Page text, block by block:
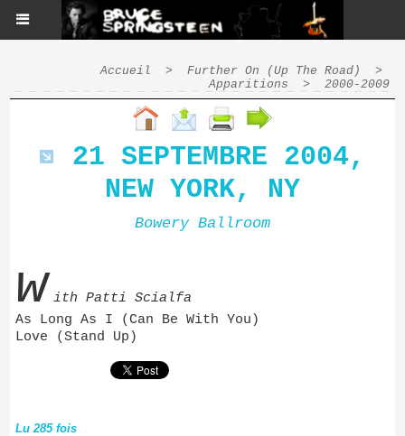
Accueil > Further On (Up The Road)
>
Apparitions
> 2000-2009
21 SEPTEMBRE 2004,
NEW YORK, NY
Bowery Ballroom
w ith Patti Scialfa
As Long As I (Can Be With You)
Love (Stand Up)
Lu 285 fois